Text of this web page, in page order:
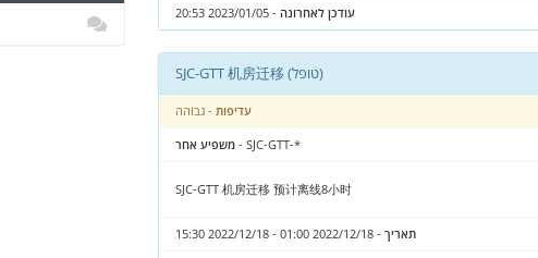
עודכן לאחרונה - 2023/01/05 20:53
SJC-GTT 机房迁移 (טופל)
עדיפות - גבוהה
משפיע אחר- SJC-GTT-*
SJC-GTT 机房迁移 预计离线8小时
תאריך - 2022/12/18 01:00 - 2022/12/18 15:30